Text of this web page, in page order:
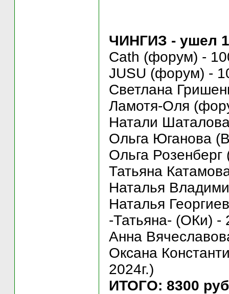
ЧИНГИЗ - ушел
Cath (форум) -
JUSU (форум) -
Светлана
Ламотя-Оля
Натали
Ольга Юганова
Ольга
Татьяна
Наталья
Наталья
-Татьяна- (ОКи) -
Анна
Оксана
2024г.)
ИТОГО: 8300